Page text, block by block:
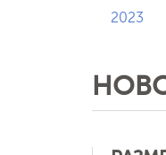
2023